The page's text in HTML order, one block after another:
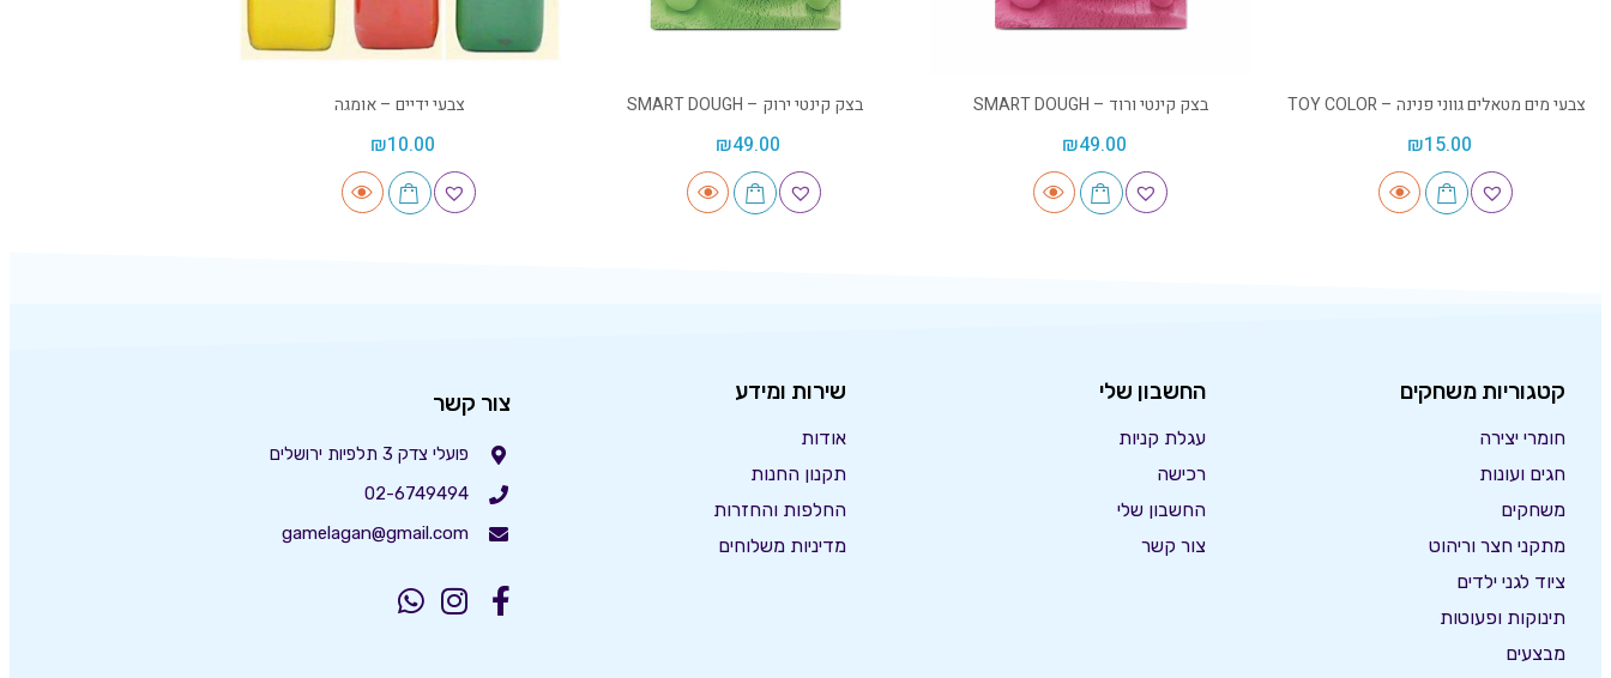
צבעי מים מטאלים גווני פנינה – TOY COLOR
₪15.00
בצק קינטי ורוד – SMART DOUGH
₪49.00
בצק קינטי ירוק – SMART DOUGH
₪49.00
צבעי ידיים – אומגה
₪10.00
קטגוריות משחקים
חומרי יצירה
חגים ועונות
משחקים
מתקני חצר וריהוט
ציוד לגני ילדים
תינוקות ופעוטות
מבצעים
החשבון שלי
עגלת קניות
רכישה
החשבון שלי
צור קשר
שירות ומידע
אודות
תקנון החנות
החלפות והחזרות
מדיניות משלוחים
צור קשר
פועלי צדק 3 תלפיות ירושלים
02-6749494
gamelagan@gmail.com